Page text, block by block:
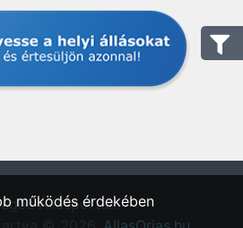
Állásportál."
működés érdekében